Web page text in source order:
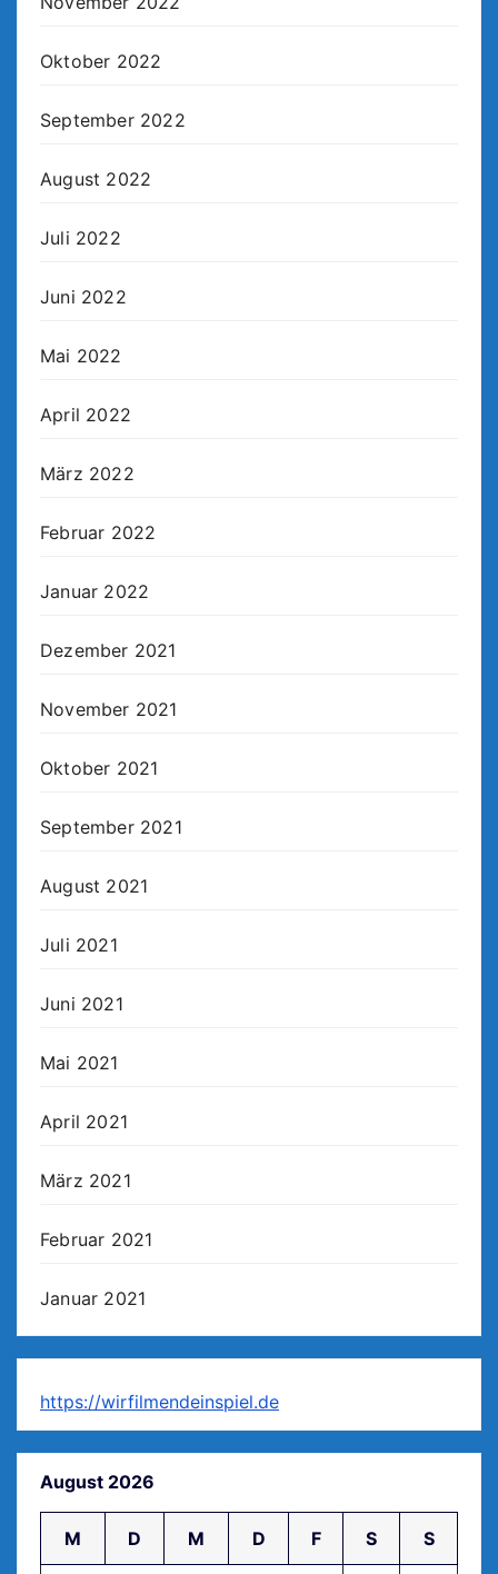
Oktober 2022
September 2022
August 2022
Juli 2022
Juni 2022
Mai 2022
April 2022
März 2022
Februar 2022
Januar 2022
Dezember 2021
November 2021
Oktober 2021
September 2021
August 2021
Juli 2021
Juni 2021
Mai 2021
April 2021
März 2021
Februar 2021
Januar 2021
https://wirfilmendeinspiel.de
August 2026
M D M D F S S